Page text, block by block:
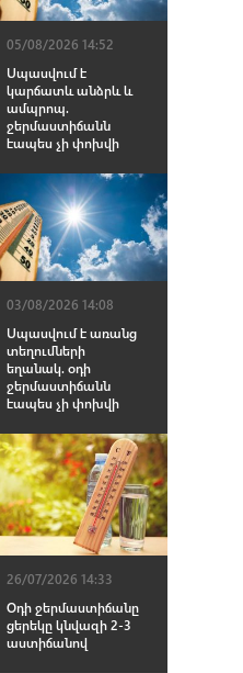
05/08/2026 14:52
Սպասվում է
կարճատև անձրև և
ամպրոպ.
ջերմաստիճանն
էապես չի փոխվի
03/08/2026 14:08
Սպասվում է առանց
տեղումների
եղանակ. օդի
ջերմաստիճանն
էապես չի փոխվի
26/07/2026 14:33
Օդի ջերմաստիճանը
ցերեկը կնվազի 2-3
աստիճանով